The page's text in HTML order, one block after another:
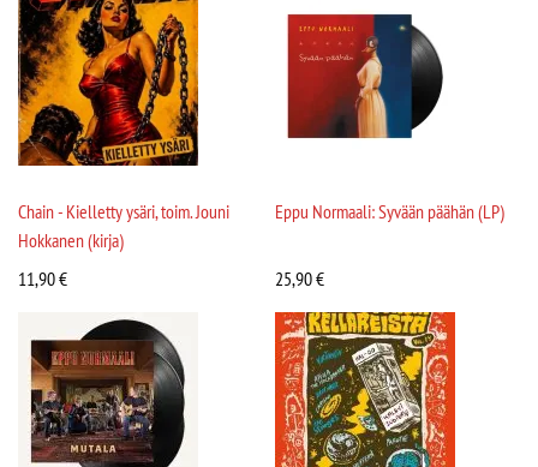
Chain - Kielletty ysäri, toim. Jouni
Hokkanen (kirja)
11,90€
Eppu Normaali: Syvään päähän (LP)
25,90€